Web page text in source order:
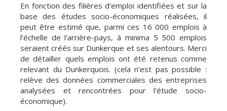
En fonction des filières d’emploi identifiées et sur la
base des études socio-économiques réalisées, il
peut être estimé que, parmi ces 16 000 emplois à
l’échelle de l’arrière-pays, à minima 5 500 emplois
seraient créés sur Dunkerque et ses alentours. Merci
de détailler quels emplois ont été retenus comme
relevant du Dunkerquois. (cela n’est pas possible :
relève des données commerciales des entreprises
analysées et rencontrées pour l’étude socio-
économique).